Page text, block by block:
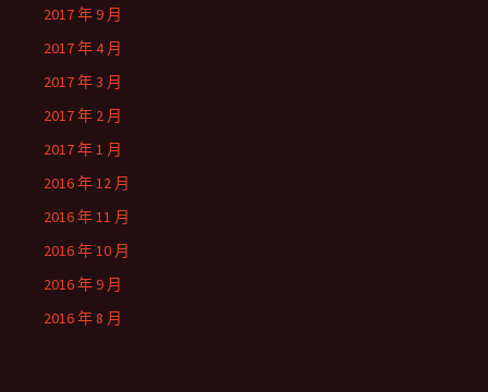
2017 年 9 月
2017 年 4 月
2017 年 3 月
2017 年 2 月
2017 年 1 月
2016 年 12 月
2016 年 11 月
2016 年 10 月
2016 年 9 月
2016 年 8 月